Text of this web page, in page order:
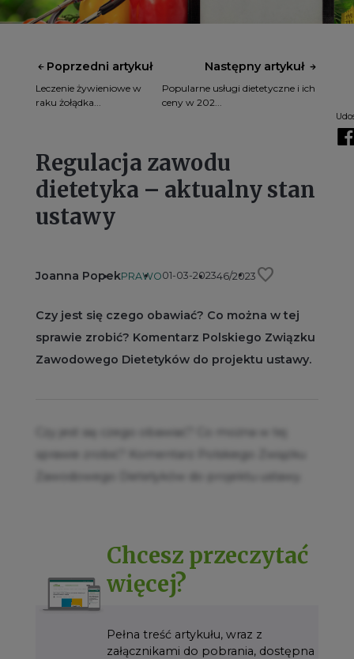
Poprzedni artykuł
Leczenie żywieniowe w
raku żołądka...
Następny artykuł
Popularne usługi dietetyczne i ich
ceny w 202...
Regulacja zawodu
dietetyka – aktualny stan
ustawy
Joanna PopekPRAWO01-03-202346/2023 favorite
Czy jest się czego obawiać? Co można w tej
sprawie zrobić? Komentarz Polskiego Związku
Zawodowego Dietetyków do projektu ustawy.
Chcesz przeczytać
więcej?
Pełna treść artykułu, wraz z
załącznikami do pobrania, dostępna